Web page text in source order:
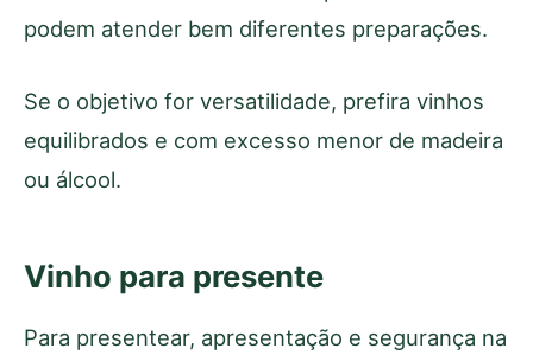
podem atender bem diferentes preparações.
Se o objetivo for versatilidade, prefira vinhos
equilibrados e com excesso menor de madeira
ou álcool.
Vinho para presente
Para presentear, apresentação e segurança na